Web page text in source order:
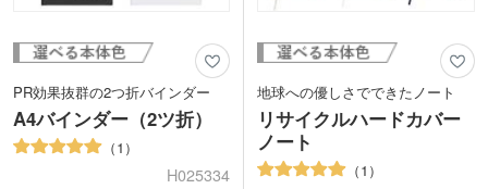
PR効果抜群の2つ折バインダー
A4バインダー（2ツ折）
1
H025334
地球への優しさでできたノート
リサイクルハードカバー
ノート
1